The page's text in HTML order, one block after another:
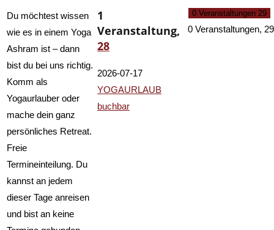
Du möchtest wissen
wie es in einem Yoga
Ashram ist – dann
bist du bei uns richtig.
Komm als
Yogaurlauber oder
mache dein ganz
persönliches Retreat.
Freie
Termineinteilung. Du
kannst an jedem
dieser Tage anreisen
und bist an keine
1
Veranstaltung,
28
2026-07-17
YOGAURLAUB
buchbar
0 Veranstaltungen 29
0 Veranstaltungen, 29